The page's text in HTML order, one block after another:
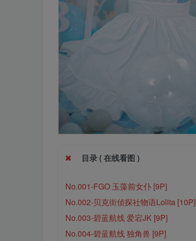
目录 ( 在线看图 )
No.001-FGO 玉藻前女仆 [9P]
No.002-贝克街侦探社物语Lolita [10P]
No.003-碧蓝航线 爱宕JK [9P]
No.004-碧蓝航线 独角兽 [9P]